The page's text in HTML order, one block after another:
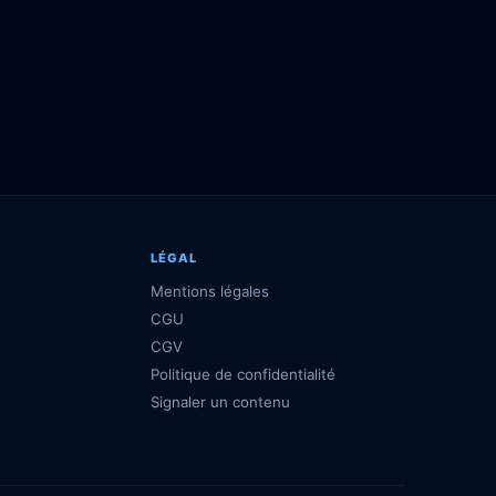
LÉGAL
Mentions légales
CGU
CGV
Politique de confidentialité
Signaler un contenu